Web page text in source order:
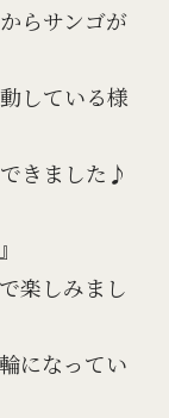
らサンゴが
している様
きました♪
楽しみまし
になってい